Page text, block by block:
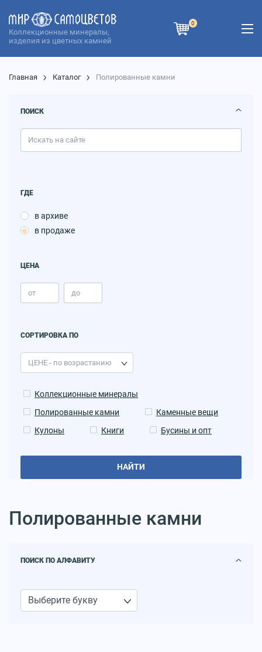
Коллекционные минералы,
изделия из цветных камней
0
Главная Каталог Полированные камни
ПОИСК
ГДЕ
в архиве
в продаже
ЦЕНА
СОРТИРОВКА ПО
Коллекционные минералы
Полированные камни
Каменные вещи
Кулоны
Книги Бусины и опт
НАЙТИ
Полированные камни
ПОИСК ПО АЛФАВИТУ